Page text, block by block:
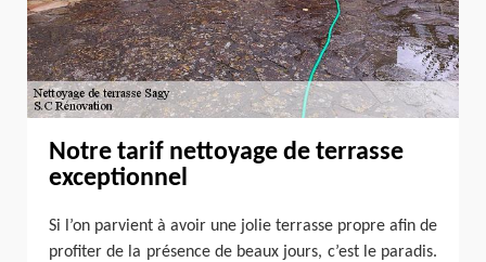
Notre tarif nettoyage de terrasse
exceptionnel
Si l’on parvient à avoir une jolie terrasse propre afin de
profiter de la présence de beaux jours, c’est le paradis.